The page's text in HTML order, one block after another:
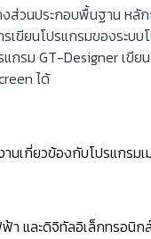
งส่วนประกอบพื้นฐาน หลั
ขียนโปรแกรมของระบบ
แกรม GT-Designer เขี
ได้
นเกี่ยวข้องกับโปรแกรมเ
า และดิจิทัลอิเล็กทรอนิก